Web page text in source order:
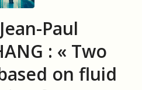
Paul
: « Two
on fluid